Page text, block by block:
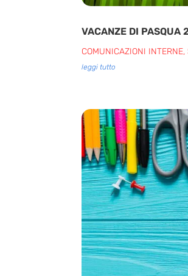
VACANZE DI PASQUA
COMUNICAZIONI INTERNE,
leggi tutto